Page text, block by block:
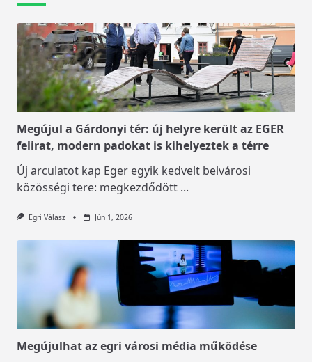
Megújul a Gárdonyi tér: új helyre került az EGER
felirat, modern padokat is kihelyeztek a térre
Új arculatot kap Eger egyik kedvelt belvárosi
közösségi tere: megkezdődött ...
Egri Válasz Jún 1, 2026
Megújulhat az egri városi média működése